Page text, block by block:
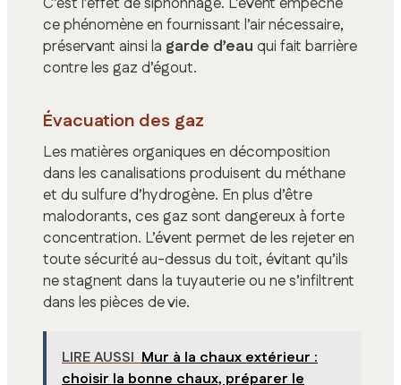
ce phénomène en fournissant l’air nécessaire,
préservant ainsi la garde d’eau qui fait barrière
contre les gaz d’égout.
Évacuation des gaz
Les matières organiques en décomposition
dans les canalisations produisent du méthane
et du sulfure d’hydrogène. En plus d’être
malodorants, ces gaz sont dangereux à forte
concentration. L’évent permet de les rejeter en
toute sécurité au-dessus du toit, évitant qu’ils
ne stagnent dans la tuyauterie ou ne s’infiltrent
dans les pièces de vie.
LIRE AUSSI Mur à la chaux extérieur :
choisir la bonne chaux, préparer le